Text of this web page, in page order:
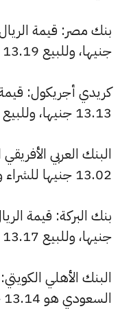
جنيها، وللبيع 13.19 جنيها.
كريدي أجريكول:
13.13 جنيها، وللبيع 13.18 جنيها.
البنك العربي
13.02 جنيها للشراء و 13.19 للبيع.
جنيها، وللبيع 13.17 جنيها.
البنك الأهلي